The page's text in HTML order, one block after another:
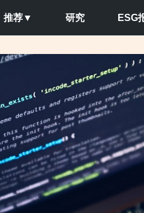
推荐▼ 研究 ESG